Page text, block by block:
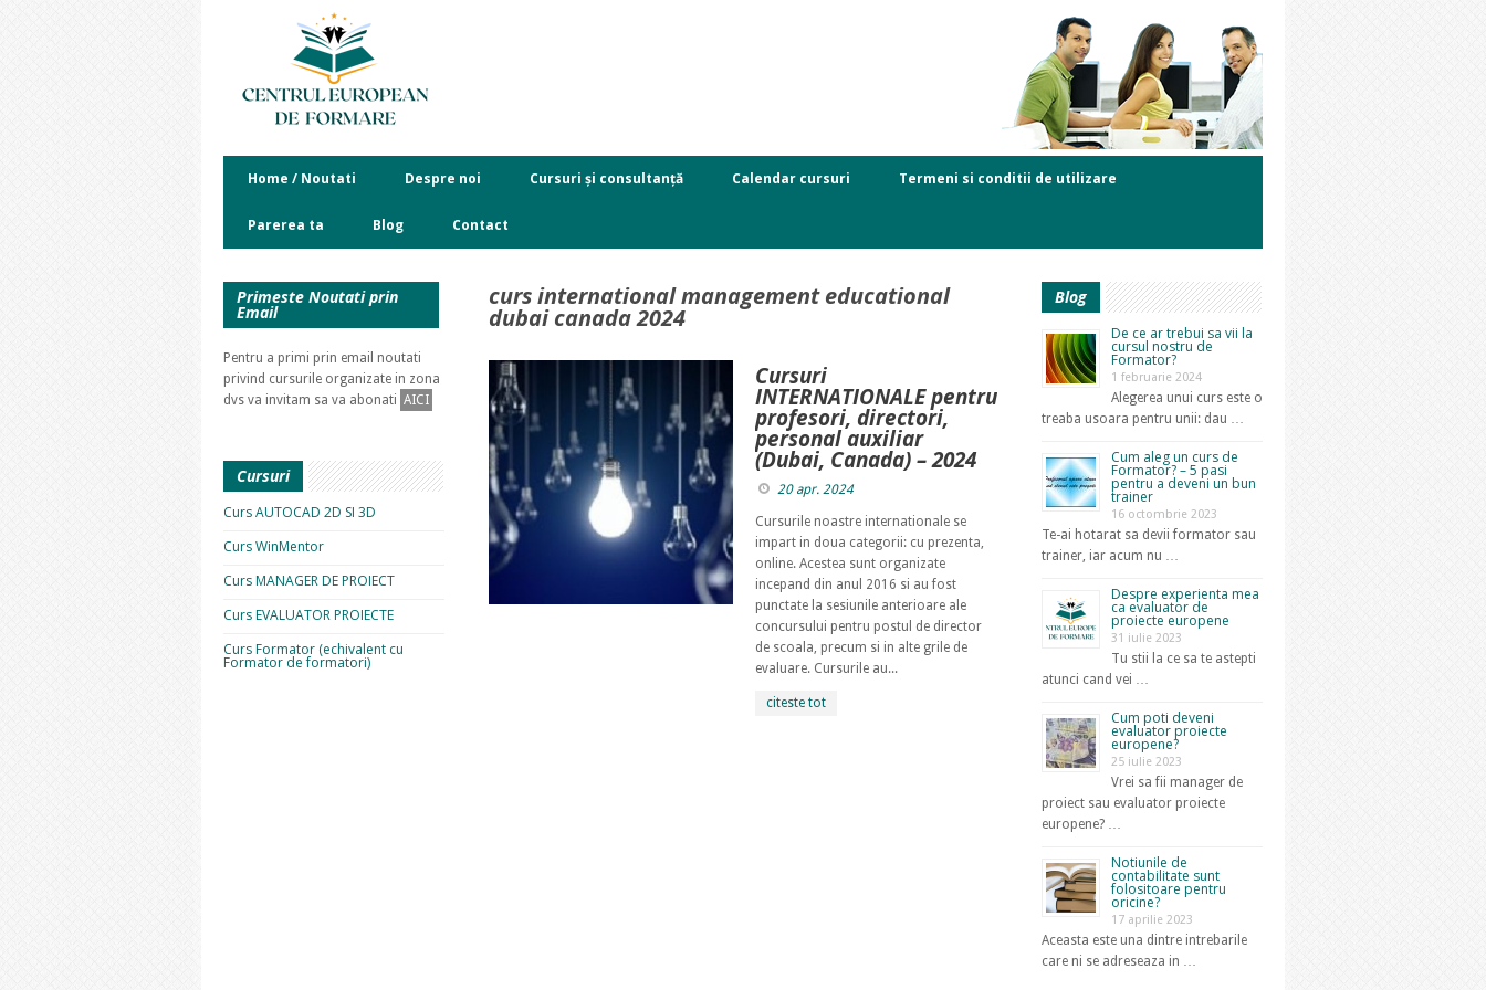
Home / Noutati Despre noi Cursuri și consultanță Calendar cursuri Termeni si conditii de utilizare
Parerea ta Blog Contact
curs international management educational
dubai canada 2024
Cursuri
INTERNATIONALE pentru
profesori, directori,
personal auxiliar
(Dubai, Canada) – 2024
20 apr. 2024
Cursurile noastre internationale se
impart in doua categorii: cu prezenta,
online. Acestea sunt organizate
incepand din anul 2016 si au fost
punctate la sesiunile anterioare ale
concursului pentru postul de director
de scoala, precum si in alte grile de
evaluare. Cursurile au...
citeste tot
Primeste Noutati prin
Email
Pentru a primi prin email noutati
privind cursurile organizate in zona
dvs va invitam sa va abonati AICI
Cursuri
Curs AUTOCAD 2D SI 3D
Curs WinMentor
Curs MANAGER DE PROIECT
Curs EVALUATOR PROIECTE
Curs Formator (echivalent cu
Formator de formatori)
Blog
De ce ar trebui sa vii la
cursul nostru de
Formator?
1 februarie 2024
Alegerea unui curs este o
treaba usoara pentru unii: dau …
Cum aleg un curs de
Formator? – 5 pasi
pentru a deveni un bun
trainer
16 octombrie 2023
Te-ai hotarat sa devii formator sau
trainer, iar acum nu …
Despre experienta mea
ca evaluator de
proiecte europene
31 iulie 2023
Tu stii la ce sa te astepti
atunci cand vei …
Cum poti deveni
evaluator proiecte
europene?
25 iulie 2023
Vrei sa fii manager de
proiect sau evaluator proiecte
europene? …
Notiunile de
contabilitate sunt
folositoare pentru
oricine?
17 aprilie 2023
Aceasta este una dintre intrebarile
care ni se adreseaza in …